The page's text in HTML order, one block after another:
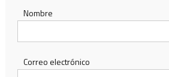
Nombre
Correo electrónico